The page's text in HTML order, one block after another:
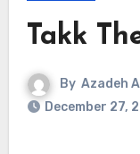
Takk
By Azadeh
December 27,